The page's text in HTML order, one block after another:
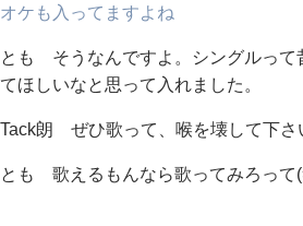
オケも入ってますよね
とも そうなんですよ。シングルって
てほしいなと思って入れました。
Tack朗 ぜひ歌って、喉を壊して下さ
とも 歌えるもんなら歌ってみろって(